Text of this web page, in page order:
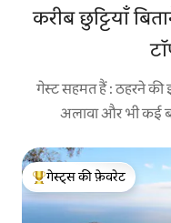
करीब छुट्टियाँ
गेस्ट सहमत हैं : ठहरने
अलावा और भी कई
गेस्ट्स का टॉप फ़ेवरेट
गेस्ट्स की फ़ेवरेट